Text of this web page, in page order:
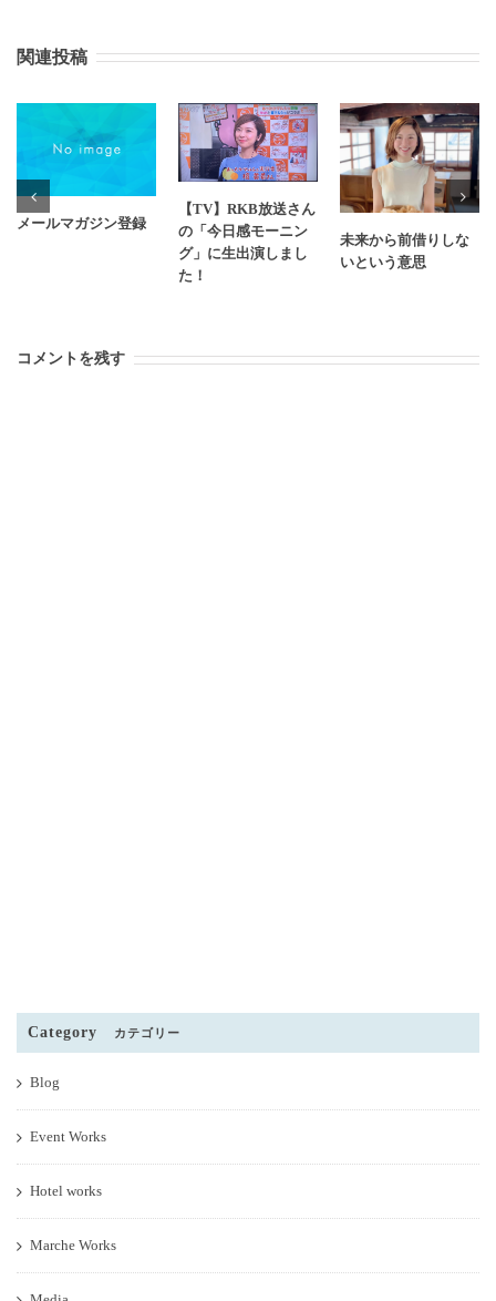
関連投稿
メールマガジン登録
【TV】RKB放送さん
の「今日感モーニン
グ」に生出演しまし
た！
未来から前借りしな
いという意思
コメントを残す
Category カテゴリー
Blog
Event Works
Hotel works
Marche Works